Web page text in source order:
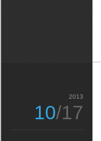
2013
10/17